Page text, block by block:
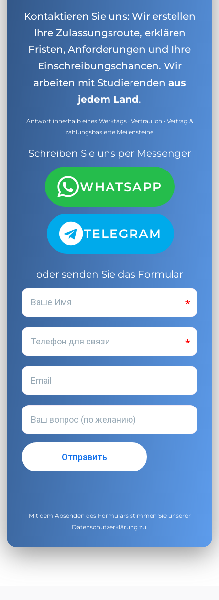
Kontaktieren Sie uns: Wir erstellen
Ihre Zulassungsroute, erklären
Fristen, Anforderungen und Ihre
Einschreibungschancen. Wir
arbeiten mit Studierenden aus
jedem Land.
Antwort innerhalb eines Werktags · Vertraulich · Vertrag &
zahlungsbasierte Meilensteine
Schreiben Sie uns per Messenger
WHATSAPP
TELEGRAM
oder senden Sie das Formular
Mit dem Absenden des Formulars stimmen Sie unserer
Datenschutzerklärung zu.